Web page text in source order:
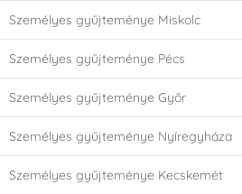
Személyes gyűjteménye Miskolc
Személyes gyűjteménye Pécs
Személyes gyűjteménye Győr
Személyes gyűjteménye Nyíregyháza
Személyes gyűjteménye Kecskemét